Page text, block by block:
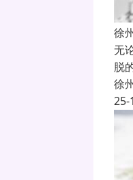
徐
无
脱
徐
25-